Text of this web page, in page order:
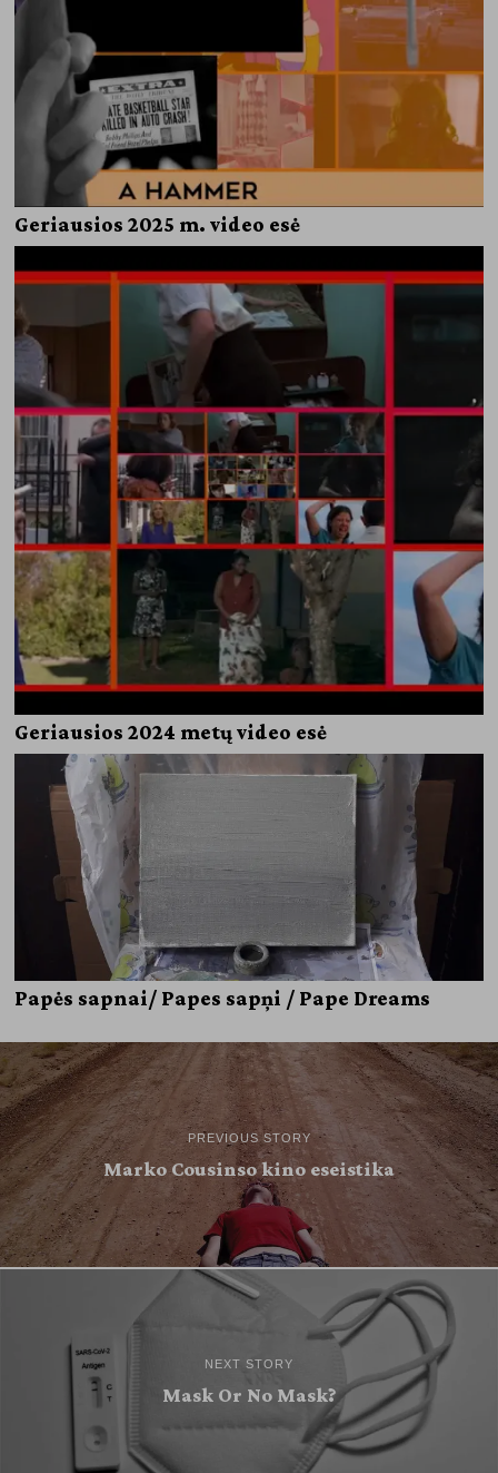
Geriausios 2025 m. video esė
Geriausios 2024 metų video esė
Papės sapnai/ Papes sapņi / Pape Dreams
PREVIOUS STORY
Marko Cousinso kino eseistika
NEXT STORY
Mask Or No Mask?